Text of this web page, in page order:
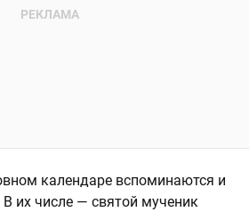
календаре вспоминаются и
их числе — святой мученик